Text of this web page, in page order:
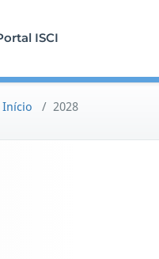
ISCI
Início / 2028